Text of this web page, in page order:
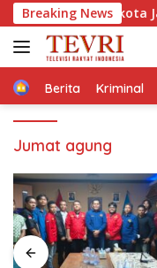
Langsung
ke
konten
Breaking News
Walikota Jaktim dan
HomeBerita Kriminal
Jumat agung